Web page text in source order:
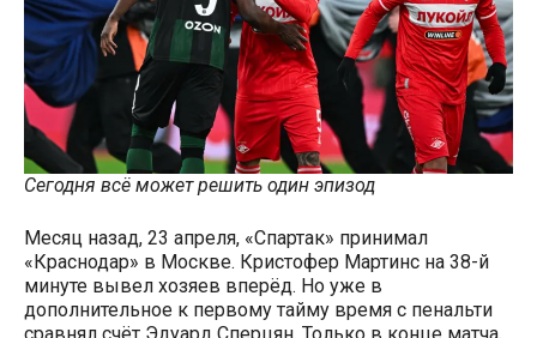
Сегодня всё может решить один эпизод
Месяц назад, 23 апреля, «Спартак» принимал
«Краснодар» в Москве. Кристофер Мартинс на 38-й
минуте вывел хозяев вперёд. Но уже в
дополнительное к первому тайму время с пенальти